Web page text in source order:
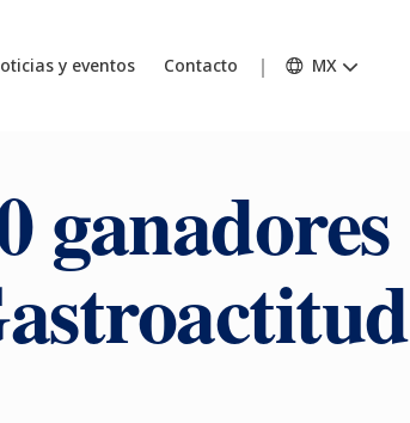
y eventos Contacto MX
ganadores